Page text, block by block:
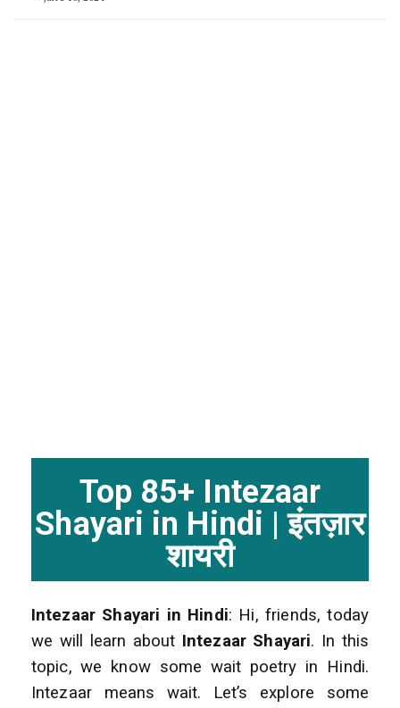
Top 85+ Intezaar
Shayari in Hindi | इंतज़ार
शायरी
Intezaar Shayari in Hindi: Hi, friends, today
we will learn about Intezaar Shayari. In this
topic, we know some wait poetry in Hindi.
Intezaar means wait. Let’s explore some